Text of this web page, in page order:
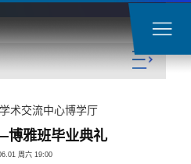
术交流中心博学厅
雅班毕业典礼
周六 19:00